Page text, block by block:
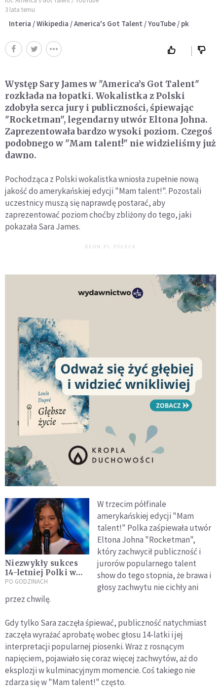
3 lata temu
Interia / Wikipedia / America's Got Talent / YouTube / pk
Występ Sary James w "America’s Got Talent"
rozkłada na łopatki. Wokalistka z Polski
zdobyła serca jury i publiczności, śpiewając
"Rocketman", legendarny utwór Eltona Johna.
Zaprezentowała bardzo wysoki poziom. Czegoś
podobnego w "Mam talent!" nie widzieliśmy już
dawno.
Pochodząca z Polski wokalistka wniosła zupełnie nową
jakość do amerykańskiej edycji "Mam talent!". Pozostali
uczestnicy muszą się naprawdę postarać, aby
zaprezentować poziom choćby zbliżony do tego, jaki
pokazała Sara James.
DEON.PL POLECA
Niezwykły sukces
14-letniej Polki w
amerykańskim
razu awansowała do
PO GODZINACH
W trzecim półfinale
amerykańskiej edycji "Mam
talent!" Polka zaśpiewała utwór
Eltona Johna "Rocketman",
który zachwycił publiczność i
jurorów popularnego talent
show do tego stopnia, że brawa i
głosy zachwytu nie cichły ani
przez chwilę.
Gdy tylko Sara zaczęła śpiewać, publiczność natychmiast
zaczęła wyrażać aprobatę wobec głosu 14-latki i jej
interpretacji popularnej piosenki. Wraz z rosnącym
napięciem, pojawiało się coraz więcej zachwytów, aż do
eksplozji w kulminacyjnym momencie. Coś takiego nie
zdarza się w "Mam talent!" często.